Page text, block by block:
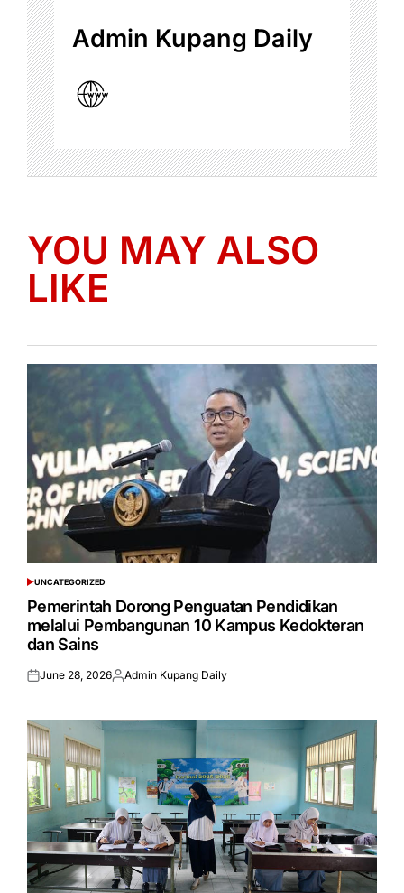
Admin Kupang Daily
YOU MAY ALSO
LIKE
POSTED
IN
UNCATEGORIZED
Pemerintah Dorong Penguatan Pendidikan
melalui Pembangunan 10 Kampus Kedokteran
dan Sains
Posted
June 28, 2026Posted
Admin Kupang Daily